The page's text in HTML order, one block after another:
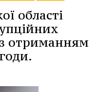
області
отриманням